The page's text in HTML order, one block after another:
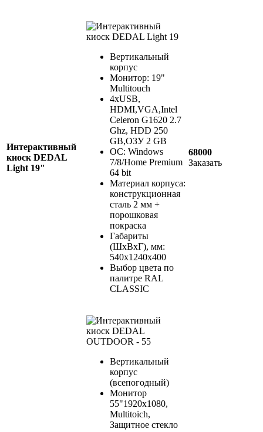
Интерактивный
киоск DEDAL
Light 19"
Вертикальный
корпус
Монитор: 19"
Multitouch
4xUSB,
HDMI,VGA,Intel
Celeron G1620 2.7
Ghz, HDD 250
GB,ОЗУ 2 GB
ОС: Windows
7/8/Home Premium
64 bit
Материал корпуса:
конcтрукционная
сталь 2 мм +
порошковая
покраска
Габариты
(ШхВхГ), мм:
540х1240х400
Выбор цвета по
палитре RAL
CLASSIC
68000
Заказать
Вертикальный
корпус
(всепогодный)
Монитор
55"1920x1080,
Multitoich,
Защитное стекло